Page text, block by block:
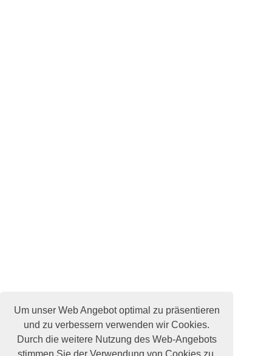
Um unser Web Angebot optimal zu präsentieren
und zu verbessern verwenden wir Cookies.
Durch die weitere Nutzung des Web-Angebots
stimmen Sie der Verwendung von Cookies zu.